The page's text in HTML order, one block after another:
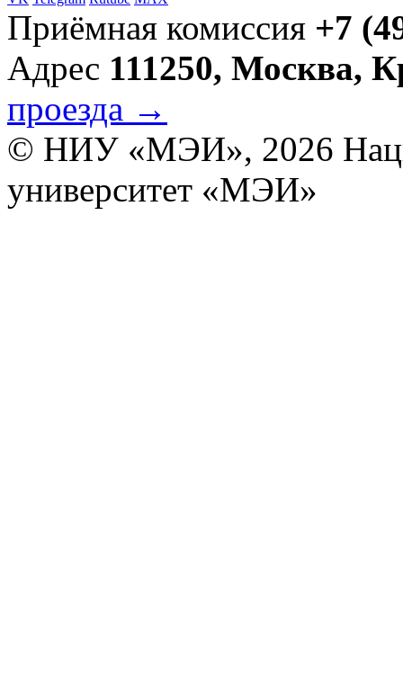
Приёмная комиссия +7
Адрес 111250, Москва,
проезда →
© НИУ «МЭИ», 2026
университет «МЭИ»